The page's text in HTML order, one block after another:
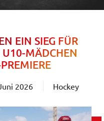
EIN SIEG FÜR
MÄDCHEN
2026 Hockey